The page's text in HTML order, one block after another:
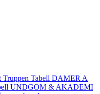
Truppen Tabell DAMER A
UNDGOM & AKADEMI